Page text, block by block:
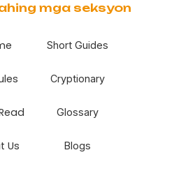
mga seksyon
Us
Short Guides
Cryptionary
Glossary
Blogs